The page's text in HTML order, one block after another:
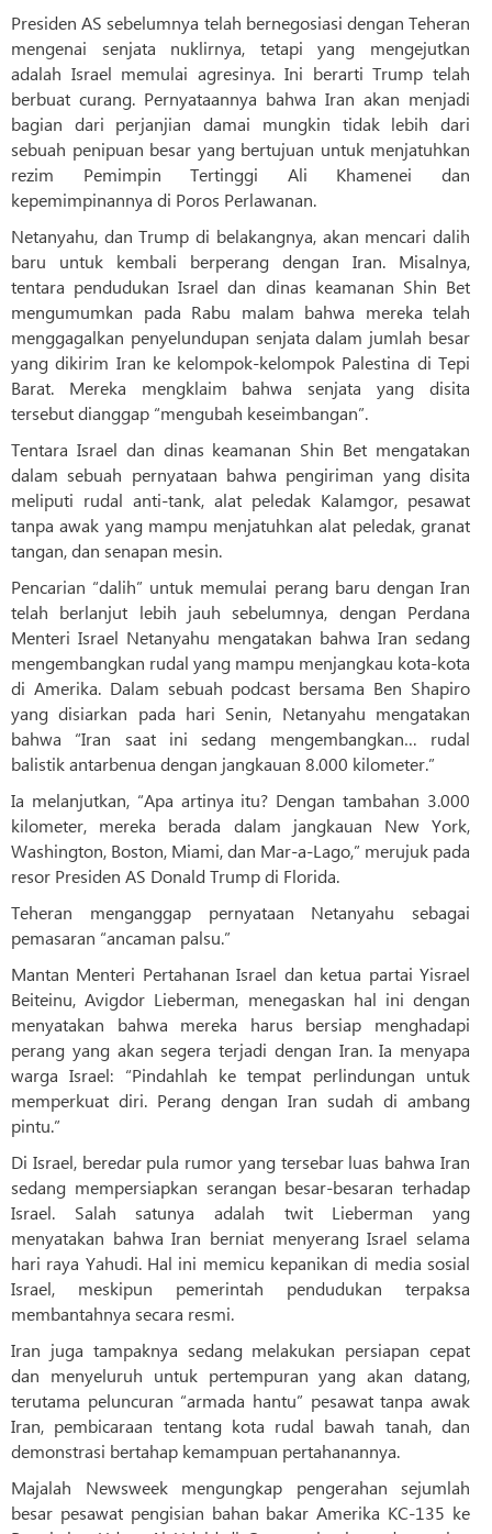
Presiden AS sebelumnya telah bernegosiasi dengan Teheran
mengenai senjata nuklirnya, tetapi yang mengejutkan
adalah Israel memulai agresinya. Ini berarti Trump telah
berbuat curang. Pernyataannya bahwa Iran akan menjadi
bagian dari perjanjian damai mungkin tidak lebih dari
sebuah penipuan besar yang bertujuan untuk menjatuhkan
rezim Pemimpin Tertinggi Ali Khamenei dan
kepemimpinannya di Poros Perlawanan.
Netanyahu, dan Trump di belakangnya, akan mencari dalih
baru untuk kembali berperang dengan Iran. Misalnya,
tentara pendudukan Israel dan dinas keamanan Shin Bet
mengumumkan pada Rabu malam bahwa mereka telah
menggagalkan penyelundupan senjata dalam jumlah besar
yang dikirim Iran ke kelompok-kelompok Palestina di Tepi
Barat. Mereka mengklaim bahwa senjata yang disita
tersebut dianggap “mengubah keseimbangan”.
Tentara Israel dan dinas keamanan Shin Bet mengatakan
dalam sebuah pernyataan bahwa pengiriman yang disita
meliputi rudal anti-tank, alat peledak Kalamgor, pesawat
tanpa awak yang mampu menjatuhkan alat peledak, granat
tangan, dan senapan mesin.
Pencarian “dalih” untuk memulai perang baru dengan Iran
telah berlanjut lebih jauh sebelumnya, dengan Perdana
Menteri Israel Netanyahu mengatakan bahwa Iran sedang
mengembangkan rudal yang mampu menjangkau kota-kota
di Amerika. Dalam sebuah podcast bersama Ben Shapiro
yang disiarkan pada hari Senin, Netanyahu mengatakan
bahwa “Iran saat ini sedang mengembangkan… rudal
balistik antarbenua dengan jangkauan 8.000 kilometer.”
Ia melanjutkan, “Apa artinya itu? Dengan tambahan 3.000
kilometer, mereka berada dalam jangkauan New York,
Washington, Boston, Miami, dan Mar-a-Lago,” merujuk pada
resor Presiden AS Donald Trump di Florida.
Teheran menganggap pernyataan Netanyahu sebagai
pemasaran “ancaman palsu.”
Mantan Menteri Pertahanan Israel dan ketua partai Yisrael
Beiteinu, Avigdor Lieberman, menegaskan hal ini dengan
menyatakan bahwa mereka harus bersiap menghadapi
perang yang akan segera terjadi dengan Iran. Ia menyapa
warga Israel: “Pindahlah ke tempat perlindungan untuk
memperkuat diri. Perang dengan Iran sudah di ambang
pintu.”
Di Israel, beredar pula rumor yang tersebar luas bahwa Iran
sedang mempersiapkan serangan besar-besaran terhadap
Israel. Salah satunya adalah twit Lieberman yang
menyatakan bahwa Iran berniat menyerang Israel selama
hari raya Yahudi. Hal ini memicu kepanikan di media sosial
Israel, meskipun pemerintah pendudukan terpaksa
membantahnya secara resmi.
Iran juga tampaknya sedang melakukan persiapan cepat
dan menyeluruh untuk pertempuran yang akan datang,
terutama peluncuran “armada hantu” pesawat tanpa awak
Iran, pembicaraan tentang kota rudal bawah tanah, dan
demonstrasi bertahap kemampuan pertahanannya.
Majalah Newsweek mengungkap pengerahan sejumlah
besar pesawat pengisian bahan bakar Amerika KC-135 ke